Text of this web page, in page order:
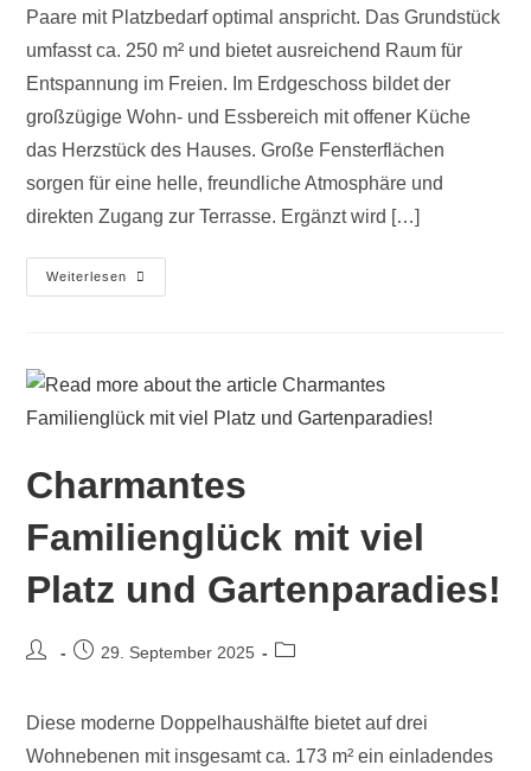
Paare mit Platzbedarf optimal anspricht. Das Grundstück
umfasst ca. 250 m² und bietet ausreichend Raum für
Entspannung im Freien. Im Erdgeschoss bildet der
großzügige Wohn- und Essbereich mit offener Küche
das Herzstück des Hauses. Große Fensterflächen
sorgen für eine helle, freundliche Atmosphäre und
direkten Zugang zur Terrasse. Ergänzt wird […]
Weiterlesen
Charmantes
Familienglück mit viel
Platz und Gartenparadies!
29. September 2025
Diese moderne Doppelhaushälfte bietet auf drei
Wohnebenen mit insgesamt ca. 173 m² ein einladendes